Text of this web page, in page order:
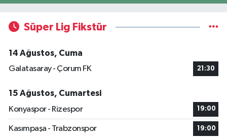
Süper Lig Fikstür
14 Ağustos, Cuma
Galatasaray - Çorum FK
21:30
15 Ağustos, Cumartesi
Konyaspor - Rizespor
19:00
Kasımpaşa - Trabzonspor 19:00